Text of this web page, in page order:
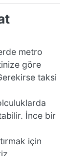
metro
göre
taksi
İnce bir
için